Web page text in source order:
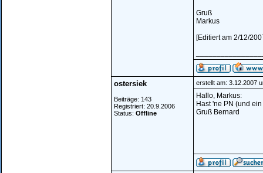
Gruß
Markus
[Editiert am 2/12/
ostersiek
Beiträge: 143
Registriert: 20.9.2006
Status: Offline
erstellt am: 3.12.2007
Hallo, Markus:
Hast 'ne PN (und
Gruß Bernard